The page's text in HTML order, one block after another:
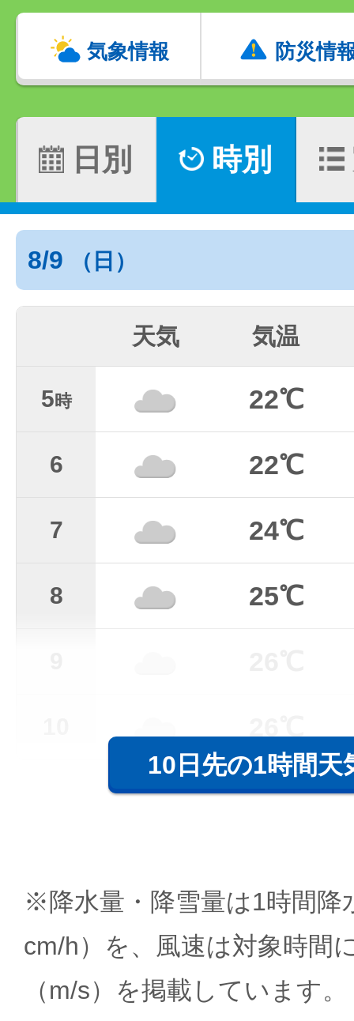
気象情報 防災情
日別 時別
8/9 （日）
天気 気温
5時 22℃
6 22℃
7 24℃
8 25℃
10日先の1時間天
※降水量・降雪量は1時間降
cm/h）を、風速は対象時間
（m/s）を掲載しています。